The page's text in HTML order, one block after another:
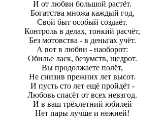
И от любви большой растёт.
Богатства множа каждый год,
Свой быт особый создаёт.
Контроль в делах, тонкий расчёт,
Без мотовства - в деньгах учёт.
А вот в любви - наоборот:
Обилье ласк, безумств, щедрот.
Вы продолжаете полёт,
Не снизив прежних лет высот.
И пусть сто лет ещё пройдёт -
Любовь спасёт от всех невзгод.
И в ваш трёхлетний юбилей
Нет пары лучше и нежней!